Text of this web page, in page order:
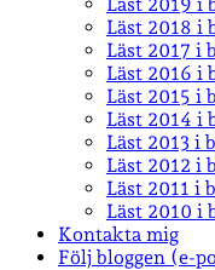
Läst 2018 i
Läst 2017 i
Läst 2016 i
Läst 2015 i
Läst 2014 i
Läst 2013 i
Läst 2012 i
Läst 2011 i
Läst 2010 i
Kontakta mig
Följ bloggen (e-